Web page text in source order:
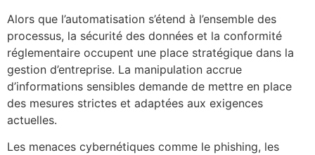
Alors que l’automatisation s’étend à l’ensemble des
processus, la sécurité des données et la conformité
réglementaire occupent une place stratégique dans la
gestion d’entreprise. La manipulation accrue
d’informations sensibles demande de mettre en place
des mesures strictes et adaptées aux exigences
actuelles.
Les menaces cybernétiques comme le phishing, les